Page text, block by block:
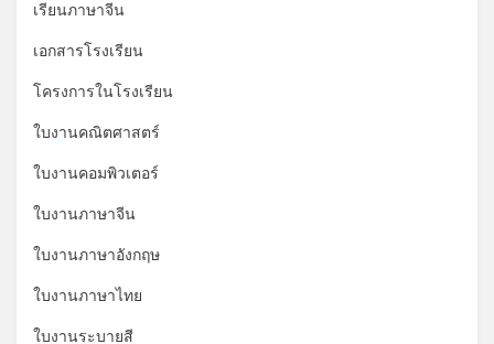
เรียนภาษาจีน
เอกสารโรงเรียน
โครงการในโรงเรียน
ใบงานคณิตศาสตร์
ใบงานคอมพิวเตอร์
ใบงานภาษาจีน
ใบงานภาษาอังกฤษ
ใบงานภาษาไทย
ใบงานระบายสี